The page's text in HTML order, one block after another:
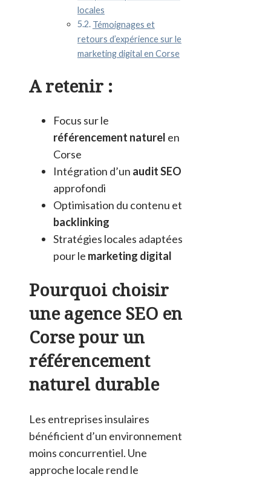
locales
Témoignages et
retours d’expérience sur le
marketing digital en Corse
A retenir :
Focus sur le
référencement naturel en
Corse
Intégration d’un audit SEO
approfondi
Optimisation du contenu et
backlinking
Stratégies locales adaptées
pour le marketing digital
Pourquoi choisir
une agence SEO en
Corse pour un
référencement
naturel durable
Les entreprises insulaires
bénéficient d’un environnement
moins concurrentiel. Une
approche locale rend le